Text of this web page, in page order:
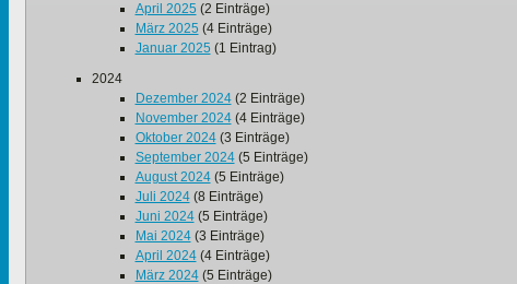
April 2025 (2 Einträge)
März 2025 (4 Einträge)
Januar 2025 (1 Eintrag)
2024
Dezember 2024(2 Einträge)
November 2024(4 Einträge)
Oktober 2024(3 Einträge)
September 2024(5 Einträge)
August 2024(5 Einträge)
Juli 2024(8 Einträge)
Juni 2024(5 Einträge)
Mai 2024(3 Einträge)
April 2024(4 Einträge)
März 2024(5 Einträge)